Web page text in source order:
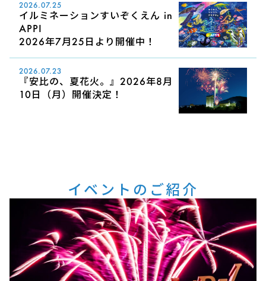
2026.07.25
イルミネーションすいぞくえん in
APPI
2026年7月25日より開催中！
2026.07.23
『安比の、夏花火。』2026年8月
10日（月）開催決定！
イベントのご紹介